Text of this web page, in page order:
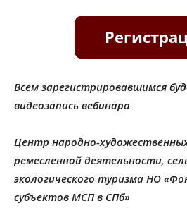
Всем зарегистрировавшимся
видеозапись вебинара.
Центр народно-
ремесленной деятельности,
экологического туризма НО
субъектов МСП в СПб»